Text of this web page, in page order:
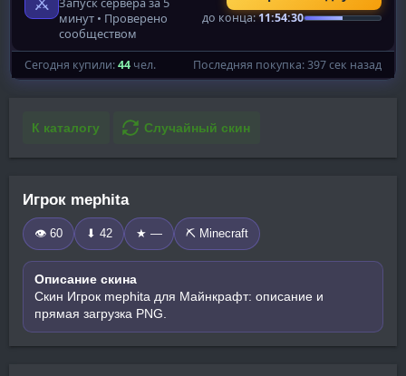
К каталогу Случайный скин
Игрок mephita
👁 60 ⬇ 42 ★ — ⛏️ Minecraft
Описание скина
Скин Игрок mephita для Майнкрафт: описание и
прямая загрузка PNG.